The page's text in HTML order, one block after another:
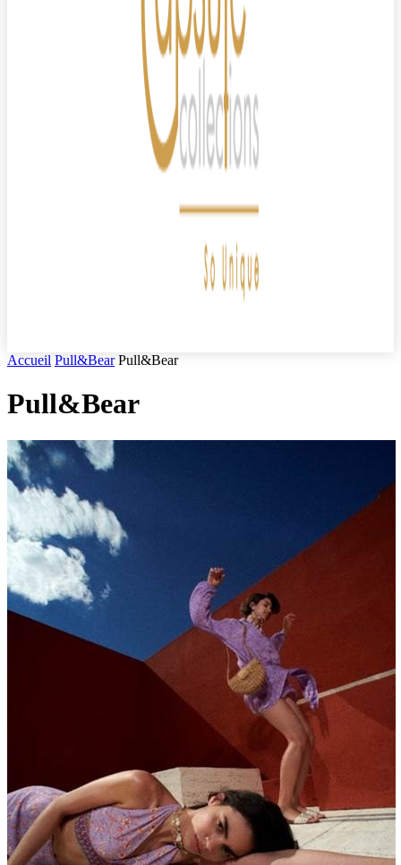
Accueil Pull&Bear Pull&Bear
Pull&Bear